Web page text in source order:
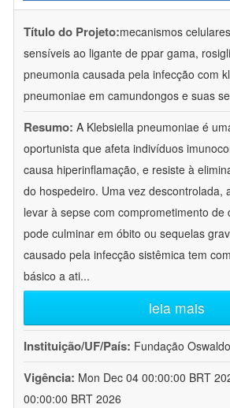
Título do Projeto:mecanismos
sensíveis ao ligante de ppar gama,
pneumonia causada pela infecção com
pneumoniae em camundongos e suas
Resumo: A Klebsiella pneumoniae é
oportunista que afeta indivíduos
causa hiperinflamação, e resiste à
do hospedeiro. Uma vez descontrolada,
levar à sepse com comprometimento de
pode culminar em óbito ou sequelas
causado pela infecção sistêmica tem
básico a ati...
leia mais
Instituição/UF/País: Fundação
Vigência: Mon Dec 04 00:00:00 BRT
00:00:00 BRT 2026